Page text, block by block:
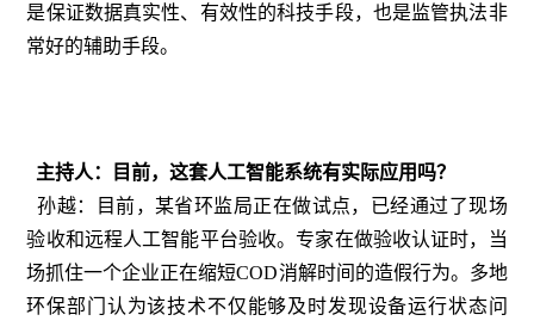
是保证数据真实性、有效性的科技手段，也是监管执法非
常好的辅助手段。
主持人：目前，这套人工智能系统有实际应用吗？
孙越：目前，某省环监局正在做试点，已经通过了现场
验收和远程人工智能平台验收。专家在做验收认证时，当
场抓住一个企业正在缩短COD消解时间的造假行为。多地
环保部门认为该技术不仅能够及时发现设备运行状态问